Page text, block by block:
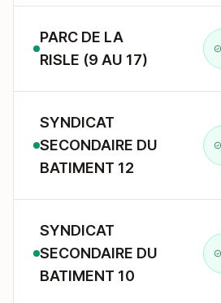
PARC DE LA
RISLE (9 AU 17)
SYNDICAT
SECONDAIRE DU
BATIMENT 12
SYNDICAT
SECONDAIRE DU
BATIMENT 10